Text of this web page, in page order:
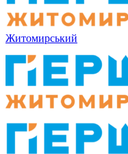
Житомирський